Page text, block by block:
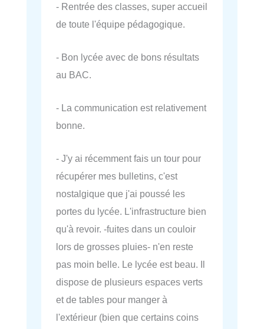
- Rentrée des classes, super accueil
de toute l'équipe pédagogique.
- Bon lycée avec de bons résultats
au BAC.
- La communication est relativement
bonne.
- J'y ai récemment fais un tour pour
récupérer mes bulletins, c'est
nostalgique que j'ai poussé les
portes du lycée. L'infrastructure bien
qu'à revoir. -fuites dans un couloir
lors de grosses pluies- n'en reste
pas moin belle. Le lycée est beau. Il
dispose de plusieurs espaces verts
et de tables pour manger à
l'extérieur (bien que certains coins